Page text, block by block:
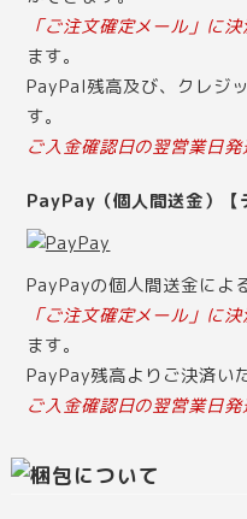
「ご注文確定メール」に
ます。
PayPal残高及び、クレジ
す。
ご入金確認日の翌営業日発
PayPay（個人間送金）【
PayPayの個人間送金によ
「ご注文確定メール」に
ます。
PayPay残高よりご決済い
ご入金確認日の翌営業日発